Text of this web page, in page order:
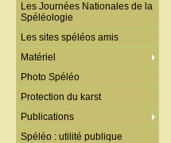
Les Journées Nationales de la
Spéléologie
Les sites spéléos amis
Matériel
Photo Spéléo
Protection du karst
Publications
Spéléo : utilité publique